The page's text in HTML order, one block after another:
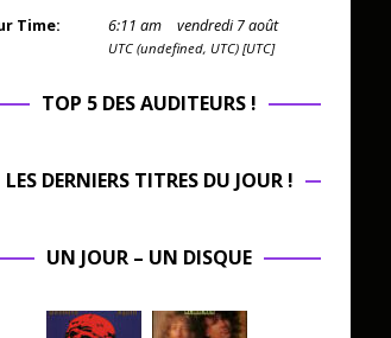
Time: 6:11 am vendredi 7 août
UTC (undefined, UTC) [UTC]
TOP 5 DES AUDITEURS !
LES DERNIERS TITRES DU JOUR !
UN JOUR – UN DISQUE